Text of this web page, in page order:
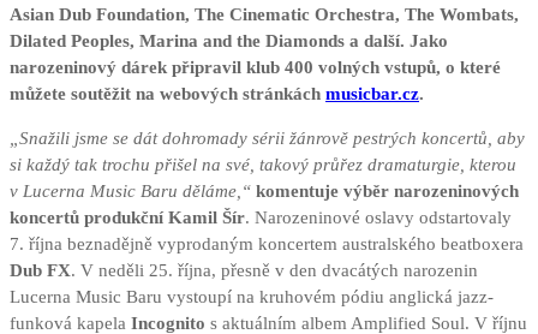
Asian Dub Foundation, The Cinematic Orchestra, The Wombats,
Dilated Peoples, Marina and the Diamonds a další. Jako
narozeninový dárek připravil klub 400 volných vstupů, o které
můžete soutěžit na webových stránkách musicbar.cz.
„Snažili jsme se dát dohromady sérii žánrově pestrých koncertů, aby
si každý tak trochu přišel na své, takový průřez dramaturgie, kterou
v Lucerna Music Baru děláme,“ komentuje výběr narozeninových
koncertů produkční Kamil Šír. Narozeninové oslavy odstartovaly
7. října beznadějně vyprodaným koncertem australského beatboxera
Dub FX. V neděli 25. října, přesně v den dvacátých narozenin
Lucerna Music Baru vystoupí na kruhovém pódiu anglická jazz-
funková kapela Incognito s aktuálním albem Amplified Soul. V říjnu